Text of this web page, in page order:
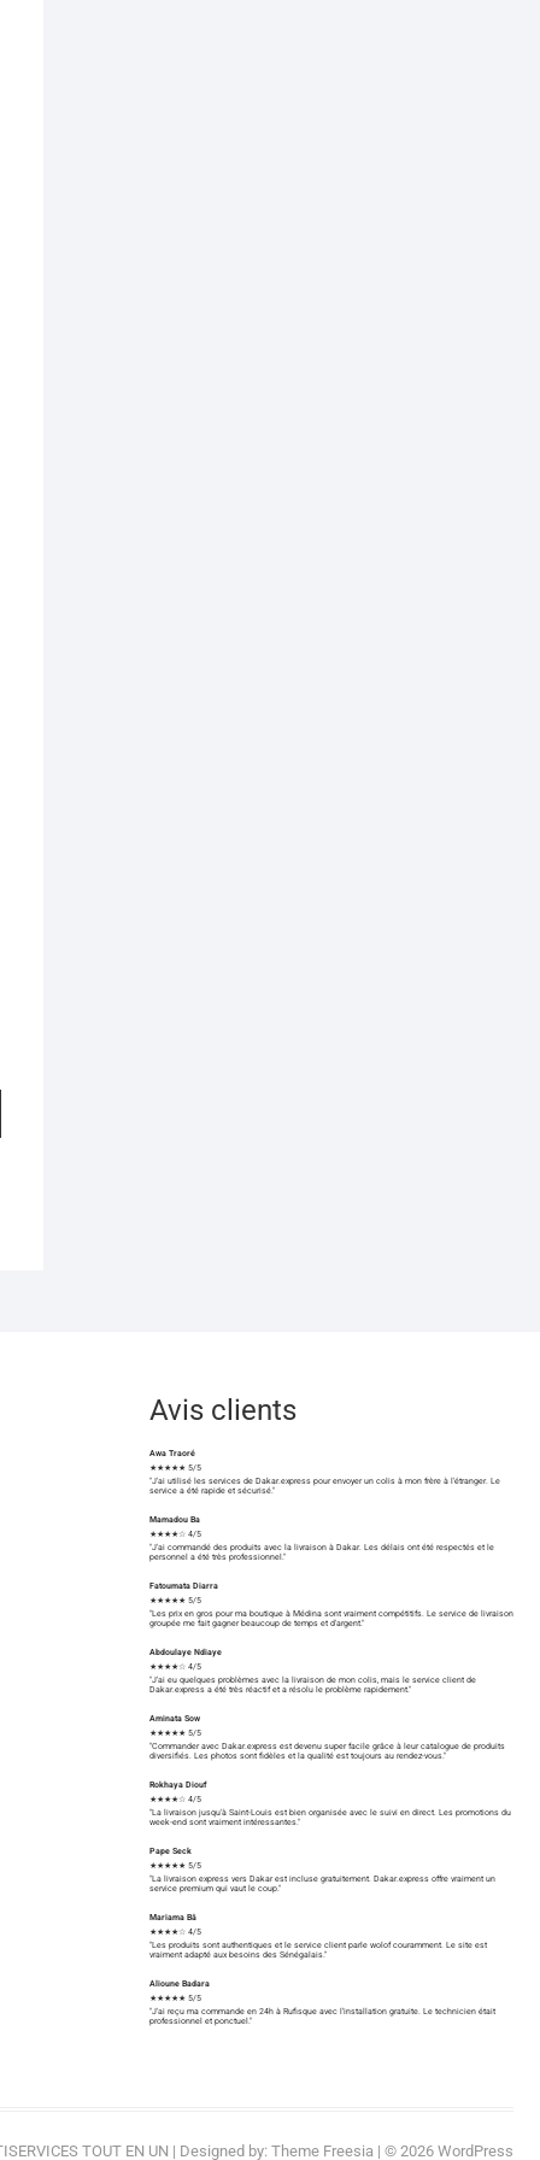
Avis clients
Awa Traoré
★★★★★ 5/5
"J'ai utilisé les services de Dakar.express pour envoyer un colis à mon frère à l'étranger. Le
service a été rapide et sécurisé."
Mamadou Ba
★★★★☆ 4/5
"J'ai commandé des produits avec la livraison à Dakar. Les délais ont été respectés et le
personnel a été très professionnel."
Fatoumata Diarra
★★★★★ 5/5
"Les prix en gros pour ma boutique à Médina sont vraiment compétitifs. Le service de livraison
groupée me fait gagner beaucoup de temps et d'argent."
Abdoulaye Ndiaye
★★★★☆ 4/5
"J'ai eu quelques problèmes avec la livraison de mon colis, mais le service client de
Dakar.express a été très réactif et a résolu le problème rapidement."
Aminata Sow
★★★★★ 5/5
"Commander avec Dakar.express est devenu super facile grâce à leur catalogue de produits
diversifiés. Les photos sont fidèles et la qualité est toujours au rendez-vous."
Rokhaya Diouf
★★★★☆ 4/5
"La livraison jusqu'à Saint-Louis est bien organisée avec le suivi en direct. Les promotions du
week-end sont vraiment intéressantes."
Pape Seck
★★★★★ 5/5
"La livraison express vers Dakar est incluse gratuitement. Dakar.express offre vraiment un
service premium qui vaut le coup."
Mariama Bâ
★★★★☆ 4/5
"Les produits sont authentiques et le service client parle wolof couramment. Le site est
vraiment adapté aux besoins des Sénégalais."
Alioune Badara
★★★★★ 5/5
"J'ai reçu ma commande en 24h à Rufisque avec l'installation gratuite. Le technicien était
professionnel et ponctuel."
TOUT EN UN | Designed by: Theme Freesia | © 2026 WordPress